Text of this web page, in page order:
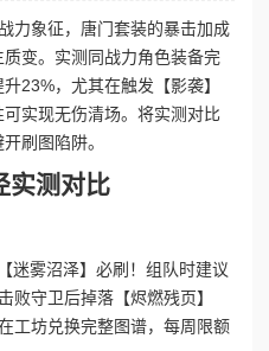
力象征，唐门套装的暴击加成
变。实测同战力角色装备完
23%，尤其在触发【影袭】
实现无伤清场。将实测对比
刷图陷阱。
实测对比
迷雾沼泽】必刷！组队时建议
败守卫后掉落【烬燃残页】
工坊兑换完整图谱，每周限额